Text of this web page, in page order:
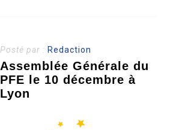
Posté par : Redaction
Assemblée Générale du
PFE le 10 décembre à
Lyon